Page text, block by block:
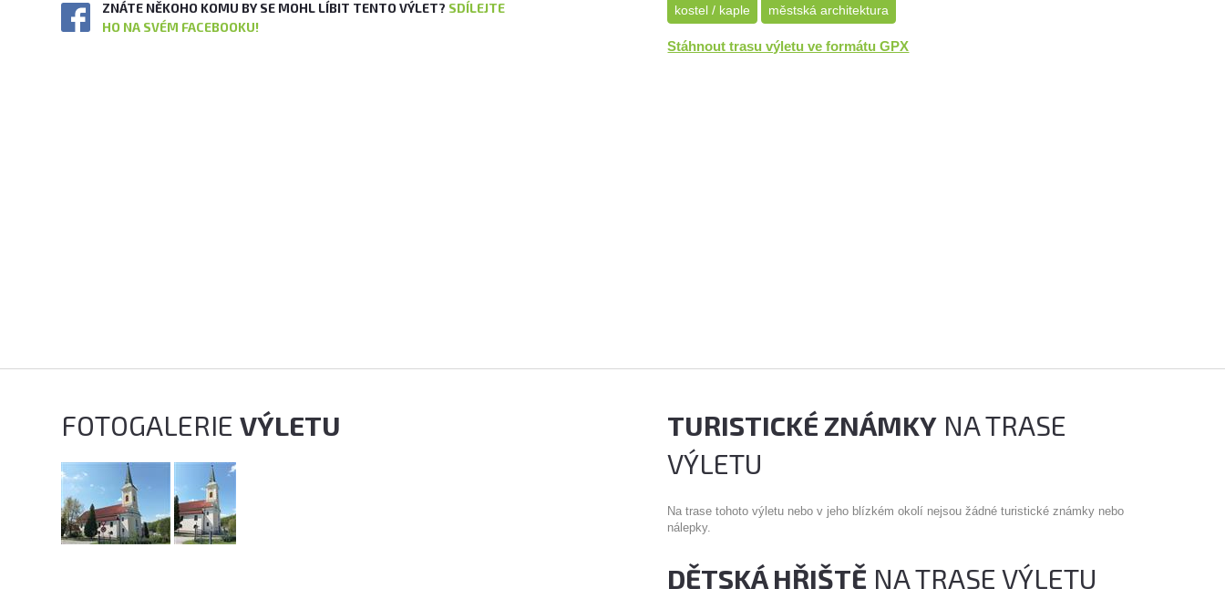
ZNÁTE NĚKOHO KOMU BY SE MOHL LÍBIT TENTO VÝLET? SDÍLEJTE
HO NA SVÉM FACEBOOKU!
kostel / kaple městská architektura
Stáhnout trasu výletu ve formátu GPX
FOTOGALERIEVÝLETU TURISTICKÉ ZNÁMKY NA TRASE
VÝLETU
Na trase tohoto výletu nebo v jeho blízkém okolí nejsou žádné turistické známky nebo
nálepky.
DĚTSKÁ HŘIŠTĚ NA TRASE VÝLETU